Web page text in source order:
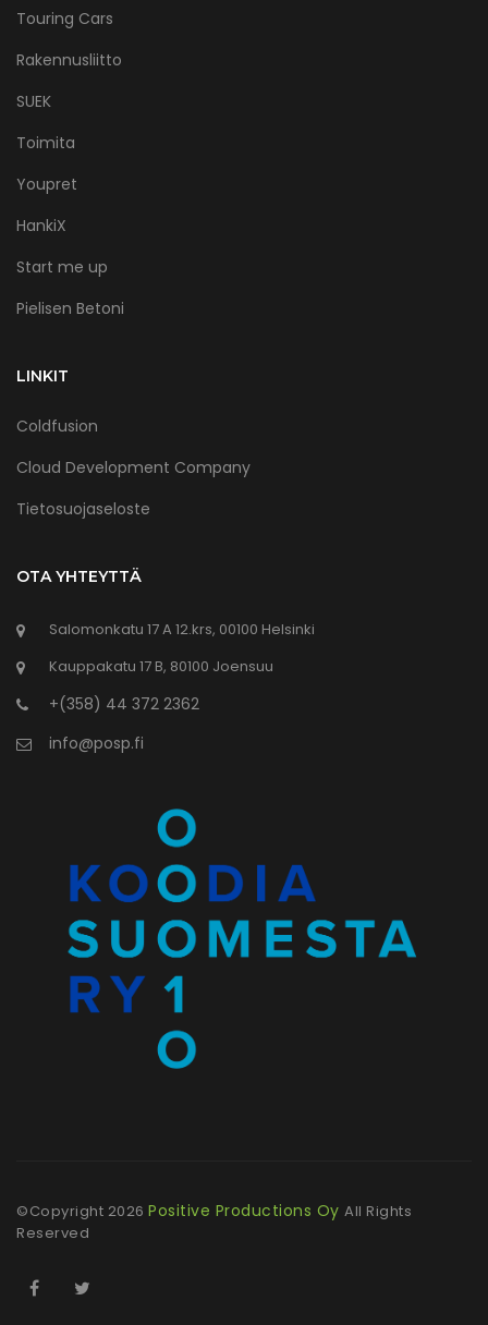
Touring Cars
Rakennusliitto
SUEK
Toimita
Youpret
HankiX
Start me up
Pielisen Betoni
LINKIT
Coldfusion
Cloud Development Company
Tietosuojaseloste
OTA YHTEYTTÄ
Salomonkatu 17 A 12.krs, 00100 Helsinki
Kauppakatu 17 B, 80100 Joensuu
+(358) 44 372 2362
info@posp.fi
©Copyright 2026 Positive Productions Oy All Rights
Reserved